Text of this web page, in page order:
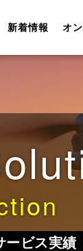
要 Solution
建設
紹介
全
新着情報 オ
ナー
用
ビス実績